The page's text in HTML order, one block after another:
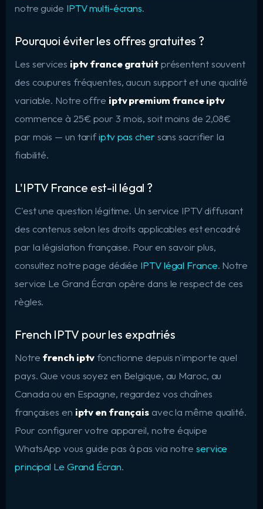
notre guide IPTV multi-écrans.
Pourquoi éviter les offres gratuites ?
Les services iptv france gratuitprésentent souvent
des coupures fréquentes, aucun support et une qualité
variable. Notre offre iptv premium france iptv
commence à 25€ pour 3 mois, soit moins de 2,08€
par mois — un tarifiptv pas cher sans sacrifier la
fiabilité.
L'IPTV France est-il légal ?
C'est une question légitime. Un service IPTV diffusant
des contenus selon les droits applicables est encadré
par la législation française. Pour en savoir plus,
consultez notre page dédiée IPTV légal France. Notre
service Le Grand Écran opère dans le respect de ces
règles.
French IPTV pour les expatriés
Notre french iptv fonctionne depuis n'importe quel
pays. Que vous soyez en Belgique, au Maroc, au
Canada ou en Espagne, regardez vos chaînes
françaises en iptv en français avec la même qualité.
Pour configurer votre appareil, notre équipe
WhatsApp vous guide pas à pas via notre service
principal Le Grand Écran.